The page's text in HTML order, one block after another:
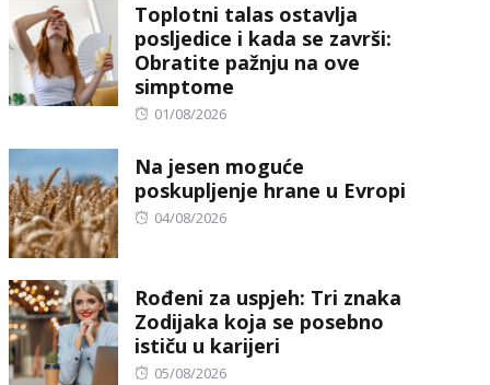
Toplotni talas ostavlja
posljedice i kada se završi:
Obratite pažnju na ove
simptome
Posted
01/08/2026
Na jesen moguće
poskupljenje hrane u Evropi
Posted
04/08/2026
Rođeni za uspjeh: Tri znaka
Zodijaka koja se posebno
ističu u karijeri
Posted
05/08/2026